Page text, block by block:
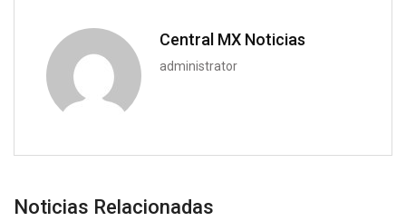
Central MX Noticias
administrator
Noticias Relacionadas